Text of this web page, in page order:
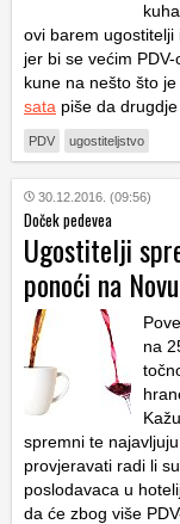
ovi barem
jer bi se većim
kune na nešto što
sata piše da
PDV ugostiteljstvo
30.12.2016. (09:56)
Doček pedevea
Ugostitelji
ponoći na
na
spremni te
provjeravati radi li
poslodavaca u
da će zbog više